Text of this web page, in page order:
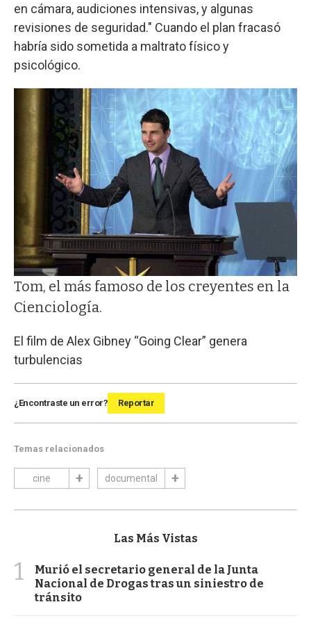
en cámara, audiciones intensivas, y algunas
revisiones de seguridad." Cuando el plan fracasó
habría sido sometida a maltrato físico y
psicológico.
Tom, el más famoso de los creyentes en la
Cienciología.
El film de Alex Gibney “Going Clear” genera
turbulencias
¿Encontraste un error? Reportar
Temas relacionados
cine documental
Las Más Vistas
1
Murió el secretario general de la Junta
Nacional de Drogas tras un siniestro de
tránsito